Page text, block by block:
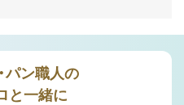
パン職人の
と一緒に